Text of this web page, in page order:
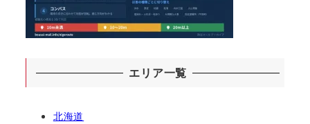
エリア一覧
北海道